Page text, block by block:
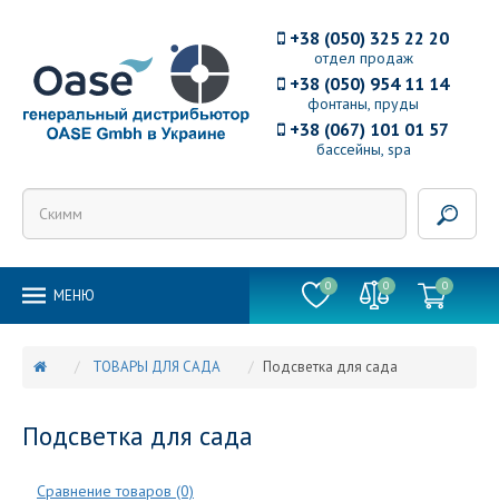
отдел продаж
+38 (050) 325 22 20
фонтаны, пруды
+38 (050) 954 11 14
бассейны, spa
+38 (067) 101 01 57
MEНЮ
0 0 0
ТОВАРЫ ДЛЯ САДА Подсветка для сада
Подсветка для сада
Сравнение товаров (0)